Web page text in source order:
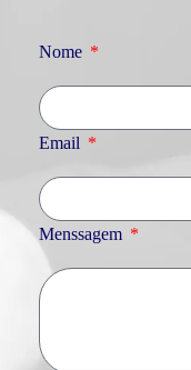
Nome
Email
Menssagem